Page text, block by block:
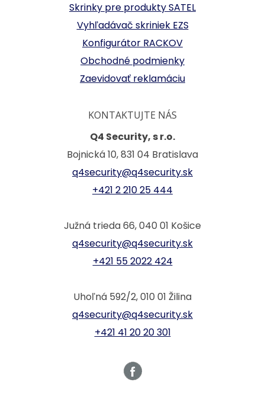
Skrinky pre produkty SATEL
Vyhľadávač skriniek EZS
Konfigurátor RACKOV
Obchodné podmienky
Zaevidovať reklamáciu
KONTAKTUJTE NÁS
Q4 Security, s r.o.
Bojnická 10, 831 04 Bratislava
q4security@q4security.sk
+421 2 210 25 444
Južná trieda 66, 040 01 Košice
q4security@q4security.sk
+421 55 2022 424
Uhoľná 592/2, 010 01 Žilina
q4security@q4security.sk
+421 41 20 20 301